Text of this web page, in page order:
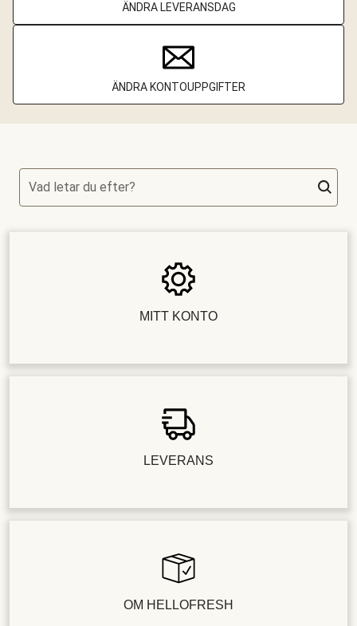
ÄNDRA LEVERANSDAG
ÄNDRA KONTOUPPGIFTER
Vad letar du efter?
MITT KONTO
LEVERANS
OM HELLOFRESH